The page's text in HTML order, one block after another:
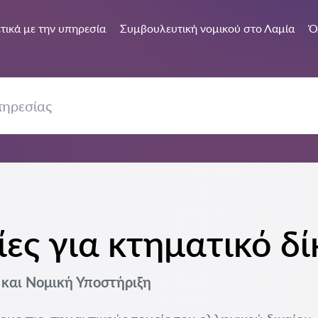
με την υπηρεσία Συμβουλευτική νομικού στο Λαμία
για κτηματικό
Νομική Υποστήριξη